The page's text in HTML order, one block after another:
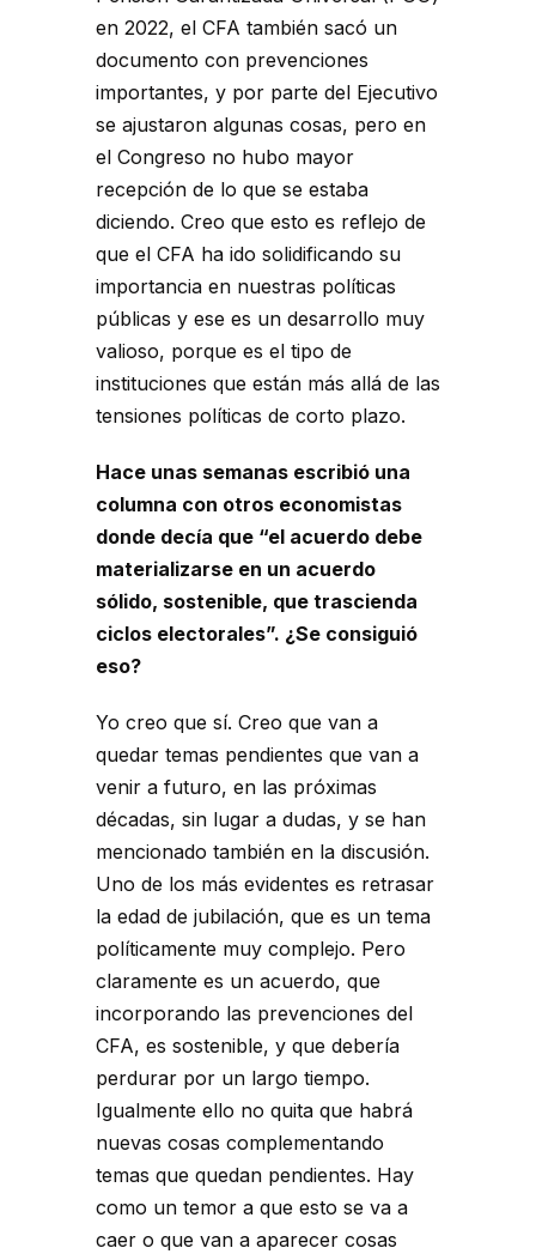
en 2022, el CFA también sacó un
documento con prevenciones
importantes, y por parte del Ejecutivo
se ajustaron algunas cosas, pero en
el Congreso no hubo mayor
recepción de lo que se estaba
diciendo. Creo que esto es reflejo de
que el CFA ha ido solidificando su
importancia en nuestras políticas
públicas y ese es un desarrollo muy
valioso, porque es el tipo de
instituciones que están más allá de las
tensiones políticas de corto plazo.
Hace unas semanas escribió una
columna con otros economistas
donde decía que “el acuerdo debe
materializarse en un acuerdo
sólido, sostenible, que trascienda
ciclos electorales”. ¿Se consiguió
eso?
Yo creo que sí. Creo que van a
quedar temas pendientes que van a
venir a futuro, en las próximas
décadas, sin lugar a dudas, y se han
mencionado también en la discusión.
Uno de los más evidentes es retrasar
la edad de jubilación, que es un tema
políticamente muy complejo. Pero
claramente es un acuerdo, que
incorporando las prevenciones del
CFA, es sostenible, y que debería
perdurar por un largo tiempo.
Igualmente ello no quita que habrá
nuevas cosas complementando
temas que quedan pendientes. Hay
como un temor a que esto se va a
caer o que van a aparecer cosas